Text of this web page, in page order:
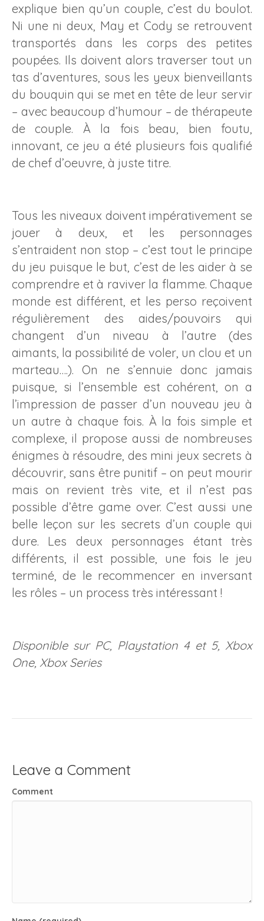
explique bien qu’un couple, c’est du boulot.
Ni une ni deux, May et Cody se retrouvent
transportés dans les corps des petites
poupées. Ils doivent alors traverser tout un
tas d’aventures, sous les yeux bienveillants
du bouquin qui se met en tête de leur servir
– avec beaucoup d’humour – de thérapeute
de couple. À la fois beau, bien foutu,
innovant, ce jeu a été plusieurs fois qualifié
de chef d’oeuvre, à juste titre.
Tous les niveaux doivent impérativement se
jouer à deux, et les personnages
s’entraident non stop – c’est tout le principe
du jeu puisque le but, c’est de les aider à se
comprendre et à raviver la flamme. Chaque
monde est différent, et les perso reçoivent
régulièrement des aides/pouvoirs qui
changent d’un niveau à l’autre (des
aimants, la possibilité de voler, un clou et un
marteau….). On ne s’ennuie donc jamais
puisque, si l’ensemble est cohérent, on a
l’impression de passer d’un nouveau jeu à
un autre à chaque fois. À la fois simple et
complexe, il propose aussi de nombreuses
énigmes à résoudre, des mini jeux secrets à
découvrir, sans être punitif – on peut mourir
mais on revient très vite, et il n’est pas
possible d’être game over. C’est aussi une
belle leçon sur les secrets d’un couple qui
dure. Les deux personnages étant très
différents, il est possible, une fois le jeu
terminé, de le recommencer en inversant
les rôles – un process très intéressant !
Disponible sur PC, Playstation 4 et 5, Xbox
One, Xbox Series
Leave a Comment
Comment